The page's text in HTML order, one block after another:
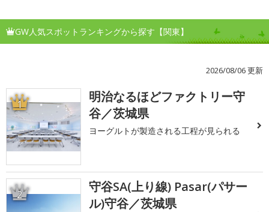
GW人気スポットランキングから探す【関東】
2026/08/06 更新
1
明治なるほどファクトリー守
谷／茨城県
ヨーグルトが製造される工程が見られる
2
守谷SA(上り線) Pasar(パサー
ル)守谷／茨城県